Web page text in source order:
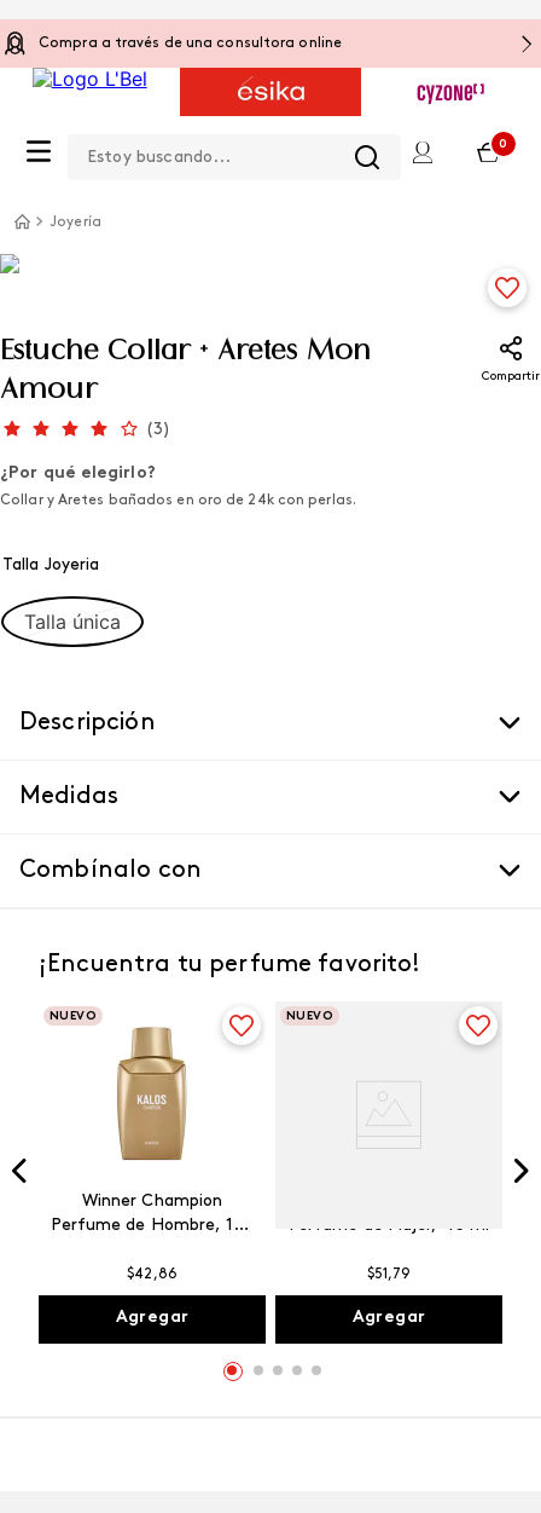
Compra a través de una consultora online
0
Joyería
Estuche Collar + Aretes Mon
Amour
Compartir
(3)
¿Por qué elegirlo?
Collar y Aretes bañados en oro de 24k con perlas.
Talla Joyeria
Talla única
Descripción
Medidas
Combínalo con
¡Encuentra tu perfume favorito!
NUEVO
Winner Champion
Perfume de Hombre, 100
$42 ,86
Agregar
NUEVO
Perfume de Mujer, 45 ml
$51 ,79
Agregar